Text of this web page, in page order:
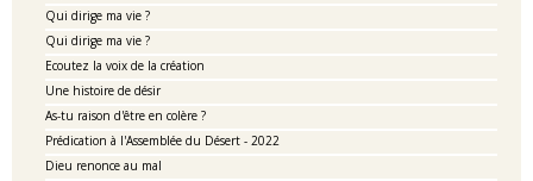
Qui dirige ma vie ?
Qui dirige ma vie ?
Ecoutez la voix de la création
Une histoire de désir
As-tu raison d'être en colère ?
Prédication à l'Assemblée du Désert - 2022
Dieu renonce au mal